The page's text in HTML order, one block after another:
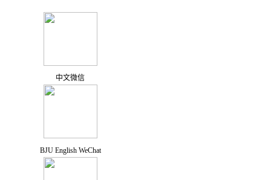
中文微信
BJU English WeChat